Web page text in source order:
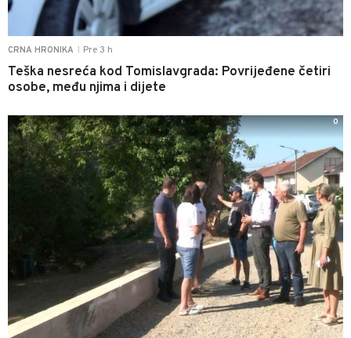
CRNA HRONIKA Pre 3 h
Teška nesreća kod Tomislavgrada: Povrijeđene četiri
osobe, među njima i dijete
0